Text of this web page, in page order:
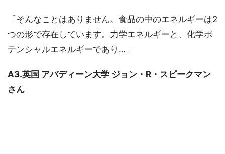
「そんなことはありません。食品の中のエネルギーは2
つの形で存在しています。力学エネルギーと、化学ポ
テンシャルエネルギーであり…」
A3.英国 アバディーン大学 ジョン・R・スピークマン
さん